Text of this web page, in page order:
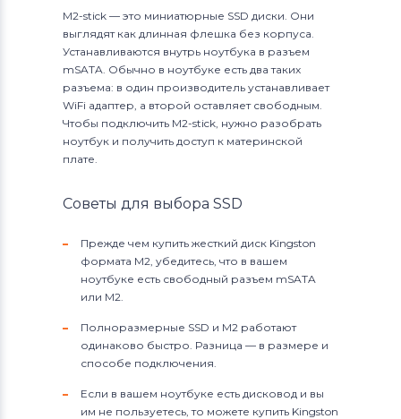
M2-stick — это миниатюрные SSD диски. Они
выглядят как длинная флешка без корпуса.
Устанавливаются внутрь ноутбука в разъем
mSATA. Обычно в ноутбуке есть два таких
разъема: в один производитель устанавливает
WiFi адаптер, а второй оставляет свободным.
Чтобы подключить M2-stick, нужно разобрать
ноутбук и получить доступ к материнской
плате.
Советы для выбора SSD
Прежде чем купить жесткий диск Kingston
формата M2, убедитесь, что в вашем
ноутбуке есть свободный разъем mSATA
или M2.
Полноразмерные SSD и M2 работают
одинаково быстро. Разница — в размере и
способе подключения.
Если в вашем ноутбуке есть дисковод и вы
им не пользуетесь, то можете купить Kingston